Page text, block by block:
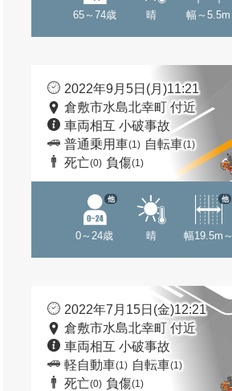
65～74歳 晴 幅～5.5m
2022年9月5日(月)11:21
倉敷市水島北幸町 付近
車両相互 小破事故
普通乗用車(1) 自転車(1)
死亡(0) 負傷(1)
0～24歳
他
晴 幅19.5m～
他
2022年7月15日(金)12:21
倉敷市水島北幸町 付近
車両相互 小破事故
軽自動車(1) 自転車(1)
死亡(0) 負傷(1)